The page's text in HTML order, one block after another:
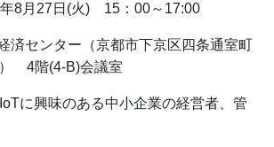
8月27日(火) 15：00～17:00
済センター（京都市下京区四条通室町
4階(4-B)会議室
に興味のある中小企業の経営者、管